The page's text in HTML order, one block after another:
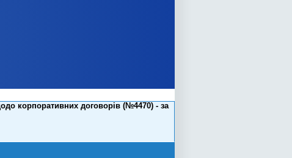
корпоративних договорів (№4470) - за